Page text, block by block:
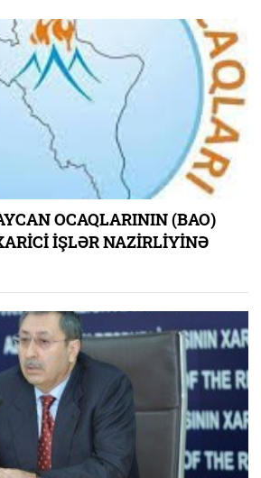
OCAQLARININ (BAO)
İŞLƏR NAZİRLİYİNƏ